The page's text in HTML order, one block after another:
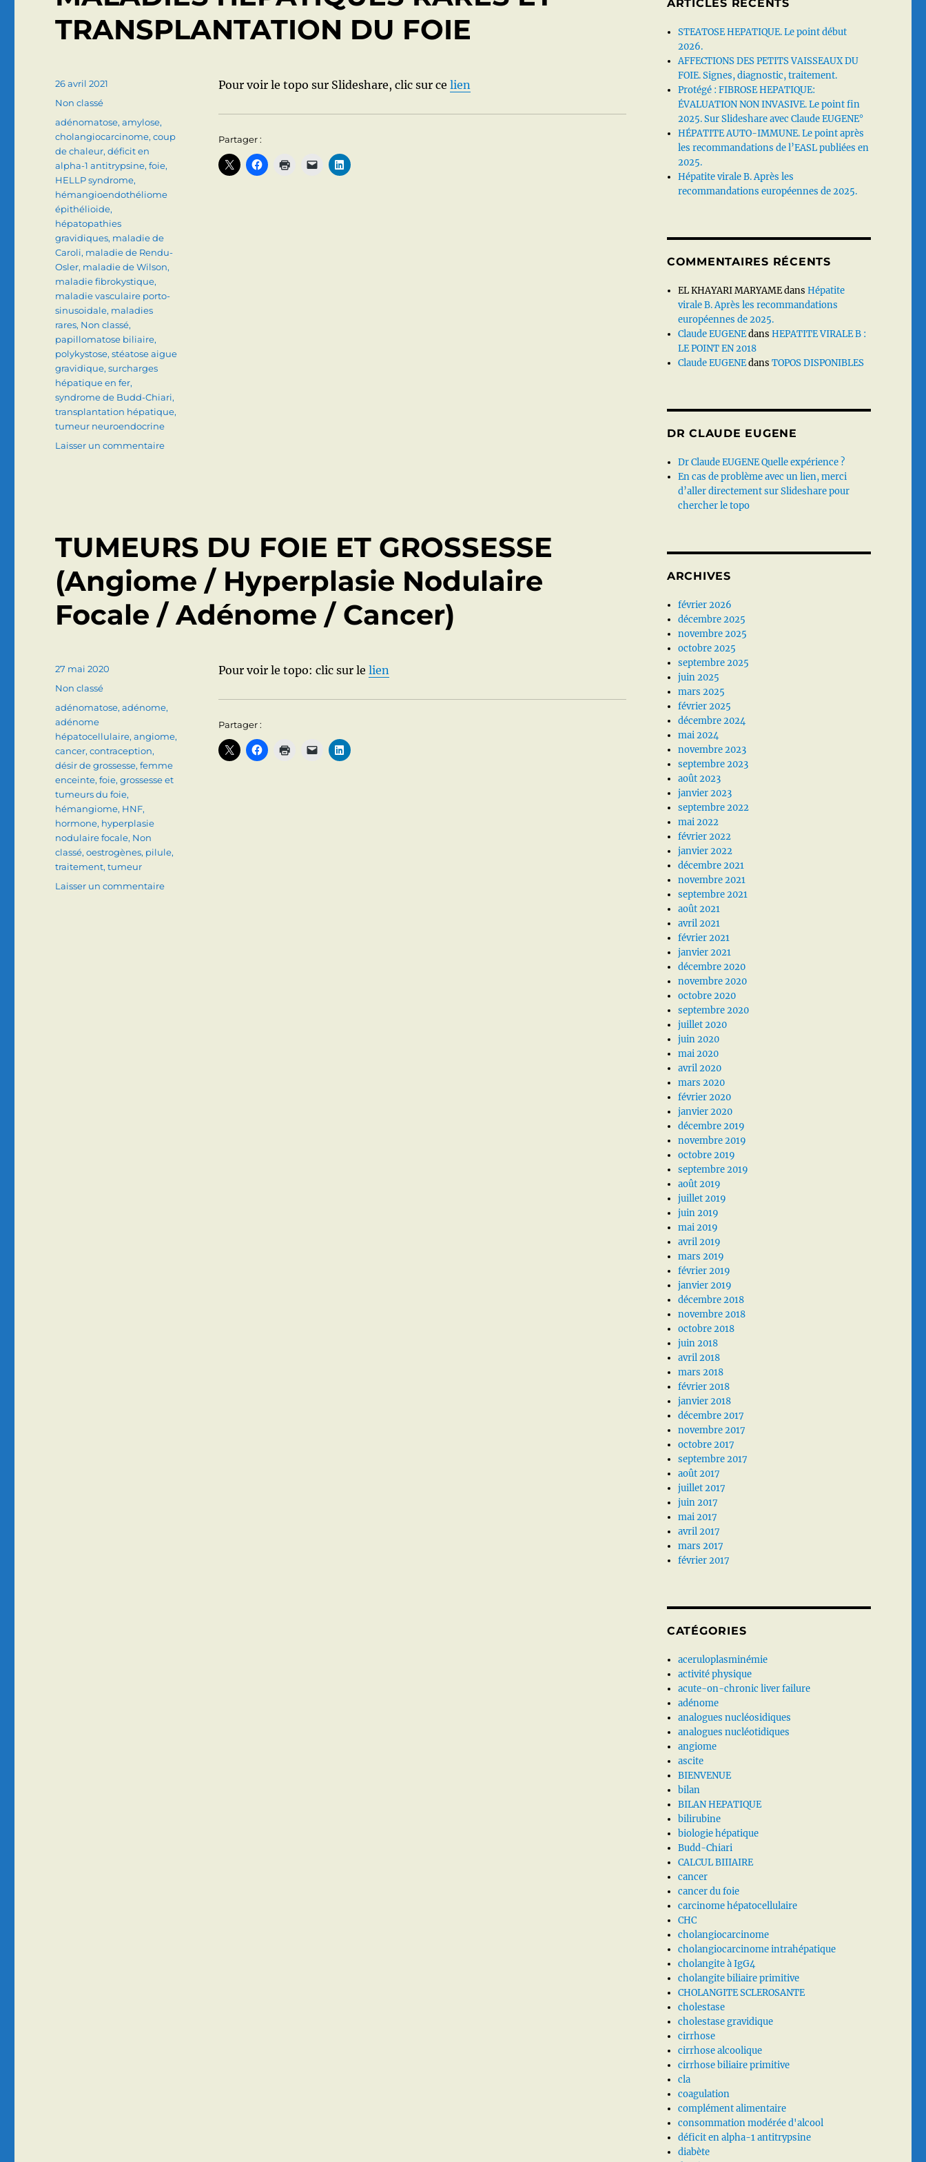
TRANSPLANTATION DU FOIE
Pour voir le topo sur Slideshare, clic sur ce lien
Partager :
Publié
26 avril 2021
Catégories
Non classé
Étiquettes
adénomatose,amylose,
cholangiocarcinome,coup
de chaleur,déficit en
alpha-1 antitrypsine,foie,
HELLP syndrome,
hémangioendothéliome
épithélioide,
hépatopathies
gravidiques, maladie de
Caroli, maladie de Rendu-
Osler, maladie de Wilson,
maladie fibrokystique,
maladie vasculaire porto-
sinusoidale, maladies
rares, Non classé,
papillomatose biliaire,
polykystose,stéatose aigue
gravidique,surcharges
hépatique en fer,
syndrome de Budd-Chiari,
transplantation hépatique,
tumeur neuroendocrine
Laisser un commentairesur
FOIE
TUMEURS DU FOIE ET GROSSESSE
(Angiome / Hyperplasie Nodulaire
Focale / Adénome / Cancer)
Pour voir le topo: clic sur le lien
Partager :
Publié
27 mai 2020
Catégories
Non classé
Étiquettes
adénomatose,adénome,
adénome
hépatocellulaire,angiome,
cancer,contraception,
désir de grossesse,femme
enceinte,foie,grossesse et
tumeurs du foie,
hémangiome, HNF,
hormone, hyperplasie
nodulaire focale, Non
classé,oestrogènes, pilule,
traitement,tumeur
Laisser un commentairesur
ARTICLES RÉCENTS
STEATOSE HEPATIQUE. Le point début
2026.
AFFECTIONS DES PETITS VAISSEAUX DU
FOIE. Signes, diagnostic, traitement.
Protégé : FIBROSE HEPATIQUE:
ÉVALUATION NON INVASIVE. Le point fin
2025. Sur Slideshare avec Claude EUGENE°
HÉPATITE AUTO-IMMUNE. Le point après
les recommandations de l’EASL publiées en
2025.
Hépatite virale B. Après les
recommandations européennes de 2025.
COMMENTAIRES RÉCENTS
EL KHAYARI MARYAMEdansHépatite
virale B. Après les recommandations
européennes de 2025.
Claude EUGENEdansHEPATITE VIRALE B :
LE POINT EN 2018
Claude EUGENEdansTOPOS DISPONIBLES
DR CLAUDE EUGENE
Dr Claude EUGENE Quelle expérience ?
En cas de problème avec un lien, merci
d’aller directement sur Slideshare pour
chercher le topo
ARCHIVES
février 2026
décembre 2025
novembre 2025
octobre 2025
septembre 2025
juin 2025
mars 2025
février 2025
décembre 2024
mai 2024
novembre 2023
septembre 2023
août 2023
janvier 2023
septembre 2022
mai 2022
février 2022
janvier 2022
décembre 2021
novembre 2021
septembre 2021
août 2021
avril 2021
février 2021
janvier 2021
décembre 2020
novembre 2020
octobre 2020
septembre 2020
juillet 2020
juin 2020
mai 2020
avril 2020
mars 2020
février 2020
janvier 2020
décembre 2019
novembre 2019
octobre 2019
septembre 2019
août 2019
juillet 2019
juin 2019
mai 2019
avril 2019
mars 2019
février 2019
janvier 2019
décembre 2018
novembre 2018
octobre 2018
juin 2018
avril 2018
mars 2018
février 2018
janvier 2018
décembre 2017
novembre 2017
octobre 2017
septembre 2017
août 2017
juillet 2017
juin 2017
mai 2017
avril 2017
mars 2017
février 2017
CATÉGORIES
aceruloplasminémie
activité physique
acute-on-chronic liver failure
adénome
analogues nucléosidiques
analogues nucléotidiques
angiome
ascite
BIENVENUE
bilan
BILAN HEPATIQUE
bilirubine
biologie hépatique
Budd-Chiari
CALCUL BIIIAIRE
cancer
cancer du foie
carcinome hépatocellulaire
CHC
cholangiocarcinome
cholangiocarcinome intrahépatique
cholangite à IgG4
cholangite biliaire primitive
CHOLANGITE SCLEROSANTE
cholestase
cholestase gravidique
cirrhose
cirrhose alcoolique
cirrhose biliaire primitive
cla
coagulation
complément alimentaire
consommation modérée d'alcool
déficit en alpha-1 antitrypsine
diabète